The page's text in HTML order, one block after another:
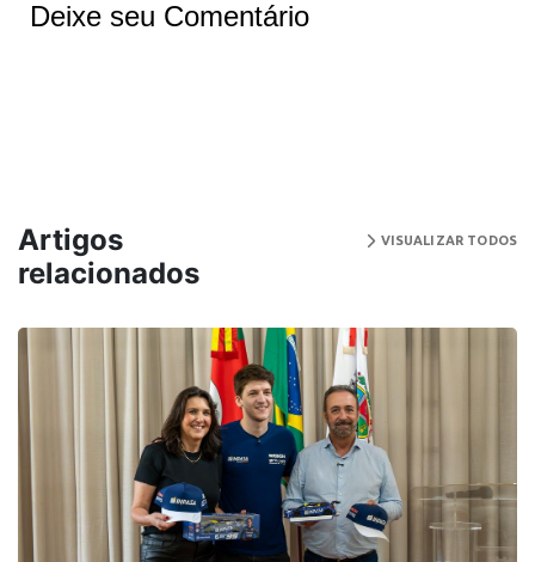
Deixe seu Comentário
Artigos
relacionados
VISUALIZAR TODOS